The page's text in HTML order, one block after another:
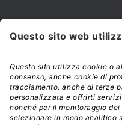
Iscriviti alla nostra newsletter e
Modalità di